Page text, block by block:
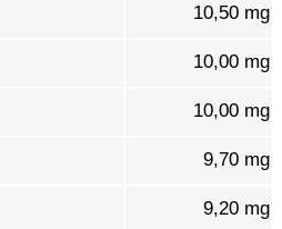
10,50 mg
10,00 mg
10,00 mg
9,70 mg
9,20 mg